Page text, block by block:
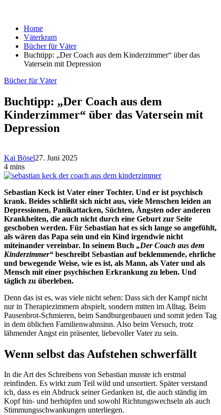
Home
Väterkram
Bücher für Väter
Buchtipp: „Der Coach aus dem Kinderzimmer“ über das
Vatersein mit Depression
Bücher für Väter
Buchtipp: „Der Coach aus dem
Kinderzimmer“ über das Vatersein mit
Depression
Kai Bösel27. Juni 2025
4 mins
Sebastian Keck ist Vater einer Tochter. Und er ist psychisch
krank. Beides schließt sich nicht aus, viele Menschen leiden an
Depressionen, Panikattacken, Süchten, Ängsten oder anderen
Krankheiten, die auch nicht durch eine Geburt zur Seite
geschoben werden. Für Sebastian hat es sich lange so angefühlt,
als wären das Papa sein und ein Kind irgendwie nicht
miteinander vereinbar. In seinem Buch „Der Coach aus dem
Kinderzimmer“ beschreibt Sebastian auf beklemmende, ehrliche
und bewegende Weise, wie es ist, als Mann, als Vater und als
Mensch mit einer psychischen Erkrankung zu leben. Und
täglich zu überleben.
Denn das ist es, was viele nicht sehen: Dass sich der Kampf nicht
nur in Therapiezimmern abspielt, sondern mitten im Alltag. Beim
Pausenbrot-Schmieren, beim Sandburgenbauen und somit jeden Tag
in dem üblichen Familienwahnsinn. Also beim Versuch, trotz
lähmender Angst ein präsenter, liebevoller Vater zu sein.
Wenn selbst das Aufstehen schwerfällt
In die Art des Schreibens von Sebastian musste ich erstmal
reinfinden. Es wirkt zum Teil wild und unsortiert. Später verstand
ich, dass es ein Abdruck seiner Gedanken ist, die auch ständig im
Kopf hin- und herhüpfen und sowohl Richtungswechseln als auch
Stimmungsschwankungen unterliegen.